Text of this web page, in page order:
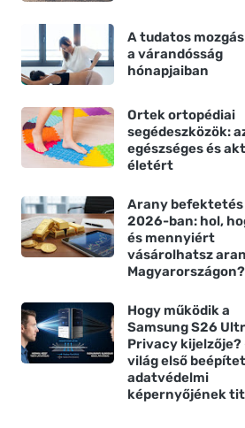
A tudatos
a várandósság
hónapjaiban
Ortek ortopédiai
segédeszközök:
egészséges és
életért
Arany befektetés
2026-ban: hol,
és mennyiért
vásárolhatsz
Magyarországon?
Hogy működik a
Samsung S26
Privacy kijelzője?
világ első
adatvédelmi
képernyőjének